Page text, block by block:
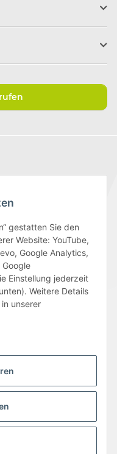
gestatten Sie den
Website: YouTube,
Google Analytics,
Google
Einstellung jederzeit
Weitere Details
unserer
Impressum
Widerrufsrecht